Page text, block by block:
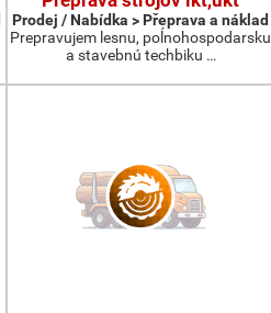
Prodej / Nabídka > Přeprava a náklad
Prepravujem lesnu, poĺnohospodarsku
a stavebnú techbiku …